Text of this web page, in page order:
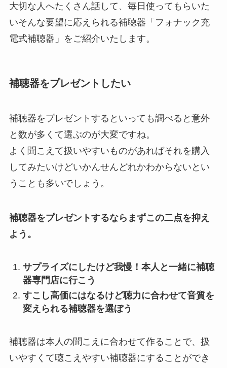
大切な人へたくさん話して、毎日使ってもらいた
いそんな要望に応えられる補聴器「フォナック充
電式補聴器」をご紹介いたします。
補聴器をプレゼントしたい
補聴器をプレゼントするといっても調べると意外
と数が多くて選ぶのが大変ですね。
よく聞こえて扱いやすいものがあればそれを購入
してみたいけどいかんせんどれかわからないとい
うことも多いでしょう。
補聴器をプレゼントするならまずこの二点を抑え
よう。
サプライズにしたけど我慢！本人と一緒に補聴
器専門店に行こう
すこし高価にはなるけど聴力に合わせて音質を
変えられる補聴器を選ぼう
補聴器は本人の聞こえに合わせて作ることで、扱
いやすくて聴こえやすい補聴器にすることができ